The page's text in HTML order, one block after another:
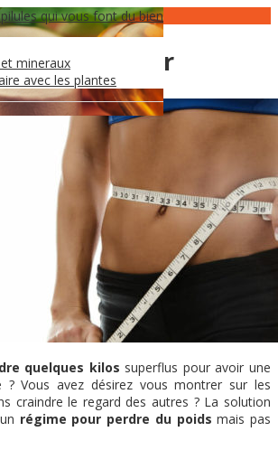
qui vous font du bien
mineraux
avec les plantes
pour maigrir
quelques kilos superflus pour avoir une
? Vous avez désirez vous montrer sur les
craindre le regard des autres ? La solution
régime pour perdre du poids mais pas